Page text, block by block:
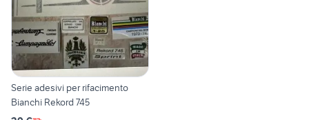
Serie adesivi per rifacimento
Bianchi Rekord 745